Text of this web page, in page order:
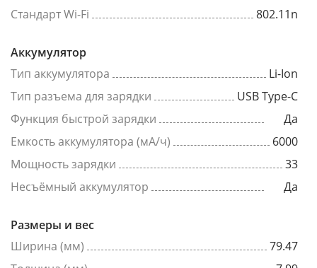
Стандарт Wi-Fi
802.11n
Аккумулятор
Тип аккумулятора
Li-Ion
Тип разъема для зарядки
USB Type-C
Функция быстрой зарядки
Да
Емкость аккумулятора (мА/ч)
6000
Мощность зарядки
33
Несъёмный аккумулятор
Да
Размеры и вес
Ширина (мм)
79.47